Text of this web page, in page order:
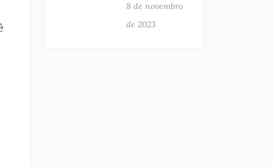
8 de novembro
de 2023